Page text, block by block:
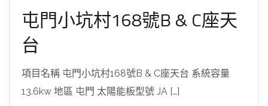
屯門小坑村168號B & C座天
台
項目名稱 屯門小坑村168號B & C座天台 系統容量
13.6kw 地區 屯門 太陽能板型號 JA […]